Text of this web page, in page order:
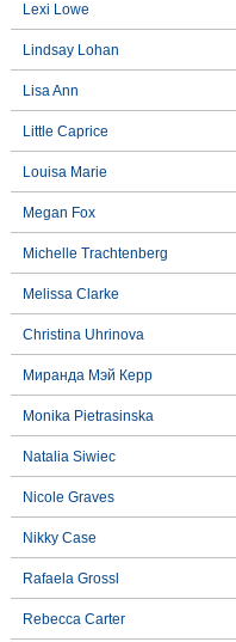
Lexi Lowe
Lindsay Lohan
Lisa Ann
Little Caprice
Louisa Marie
Megan Fox
Michelle Trachtenberg
Melissa Clarke
Christina Uhrinova
Миранда Мэй Керр
Monika Pietrasinska
Natalia Siwiec
Nicole Graves
Nikky Case
Rafaela Grossl
Rebecca Carter